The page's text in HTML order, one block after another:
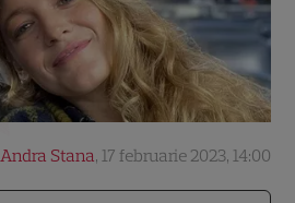
Andra Stana, 17 februarie 2023, 14:00